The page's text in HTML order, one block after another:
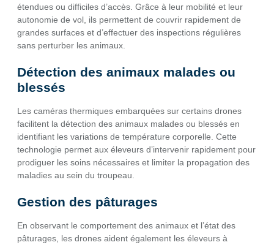
étendues ou difficiles d’accès. Grâce à leur mobilité et leur
autonomie de vol, ils permettent de couvrir rapidement de
grandes surfaces et d’effectuer des inspections régulières
sans perturber les animaux.
Détection des animaux malades ou
blessés
Les caméras thermiques embarquées sur certains drones
facilitent la détection des animaux malades ou blessés en
identifiant les variations de température corporelle. Cette
technologie permet aux éleveurs d’intervenir rapidement pour
prodiguer les soins nécessaires et limiter la propagation des
maladies au sein du troupeau.
Gestion des pâturages
En observant le comportement des animaux et l’état des
pâturages, les drones aident également les éleveurs à